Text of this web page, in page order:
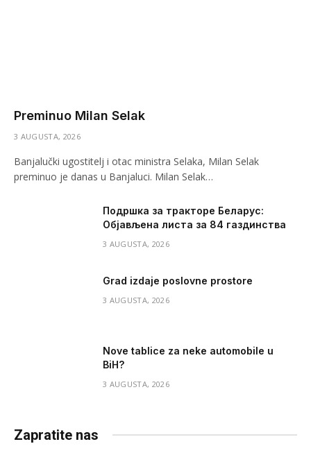
Preminuo Milan Selak
3 AUGUSTA, 2026
Banjalučki ugostitelj i otac ministra Selaka, Milan Selak
preminuo je danas u Banjaluci. Milan Selak…
Подршка за тракторе Беларус:
Објављена листа за 84 газдинства
3 AUGUSTA, 2026
Grad izdaje poslovne prostore
3 AUGUSTA, 2026
Nove tablice za neke automobile u
BiH?
3 AUGUSTA, 2026
Zapratite nas